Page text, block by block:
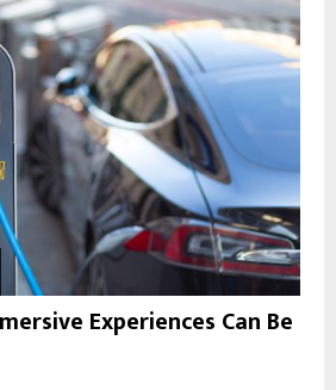
Experiences Can Be